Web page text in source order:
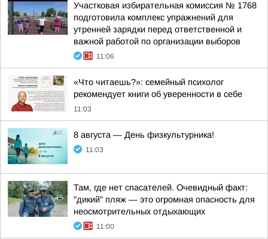
Участковая избирательная комиссия № 1768
подготовила комплекс упражнений для
утренней зарядки перед ответственной и
важной работой по организации выборов
11:06
«Что читаешь?»: семейный психолог
рекомендует книги об уверенности в себе
11:03
8 августа — День физкультурника!
11:03
Там, где нет спасателей. Очевидный факт:
"дикий" пляж — это огромная опасность для
неосмотрительных отдыхающих
11:00